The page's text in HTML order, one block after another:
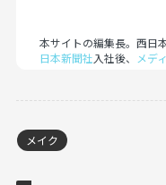
本サイトの編集長。西日
日本新聞社入社後、 メデ
メイク